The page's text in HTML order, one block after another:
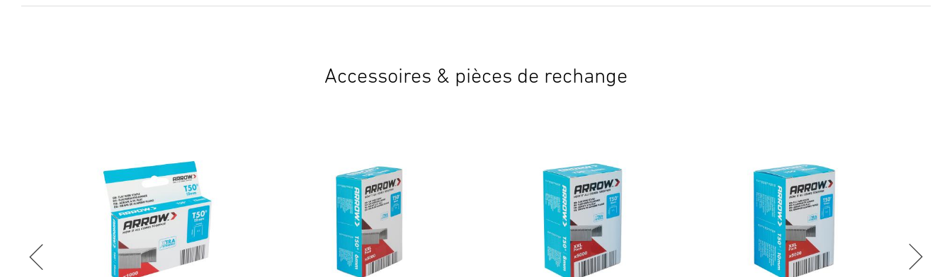
Accessoires & pièces de rechange